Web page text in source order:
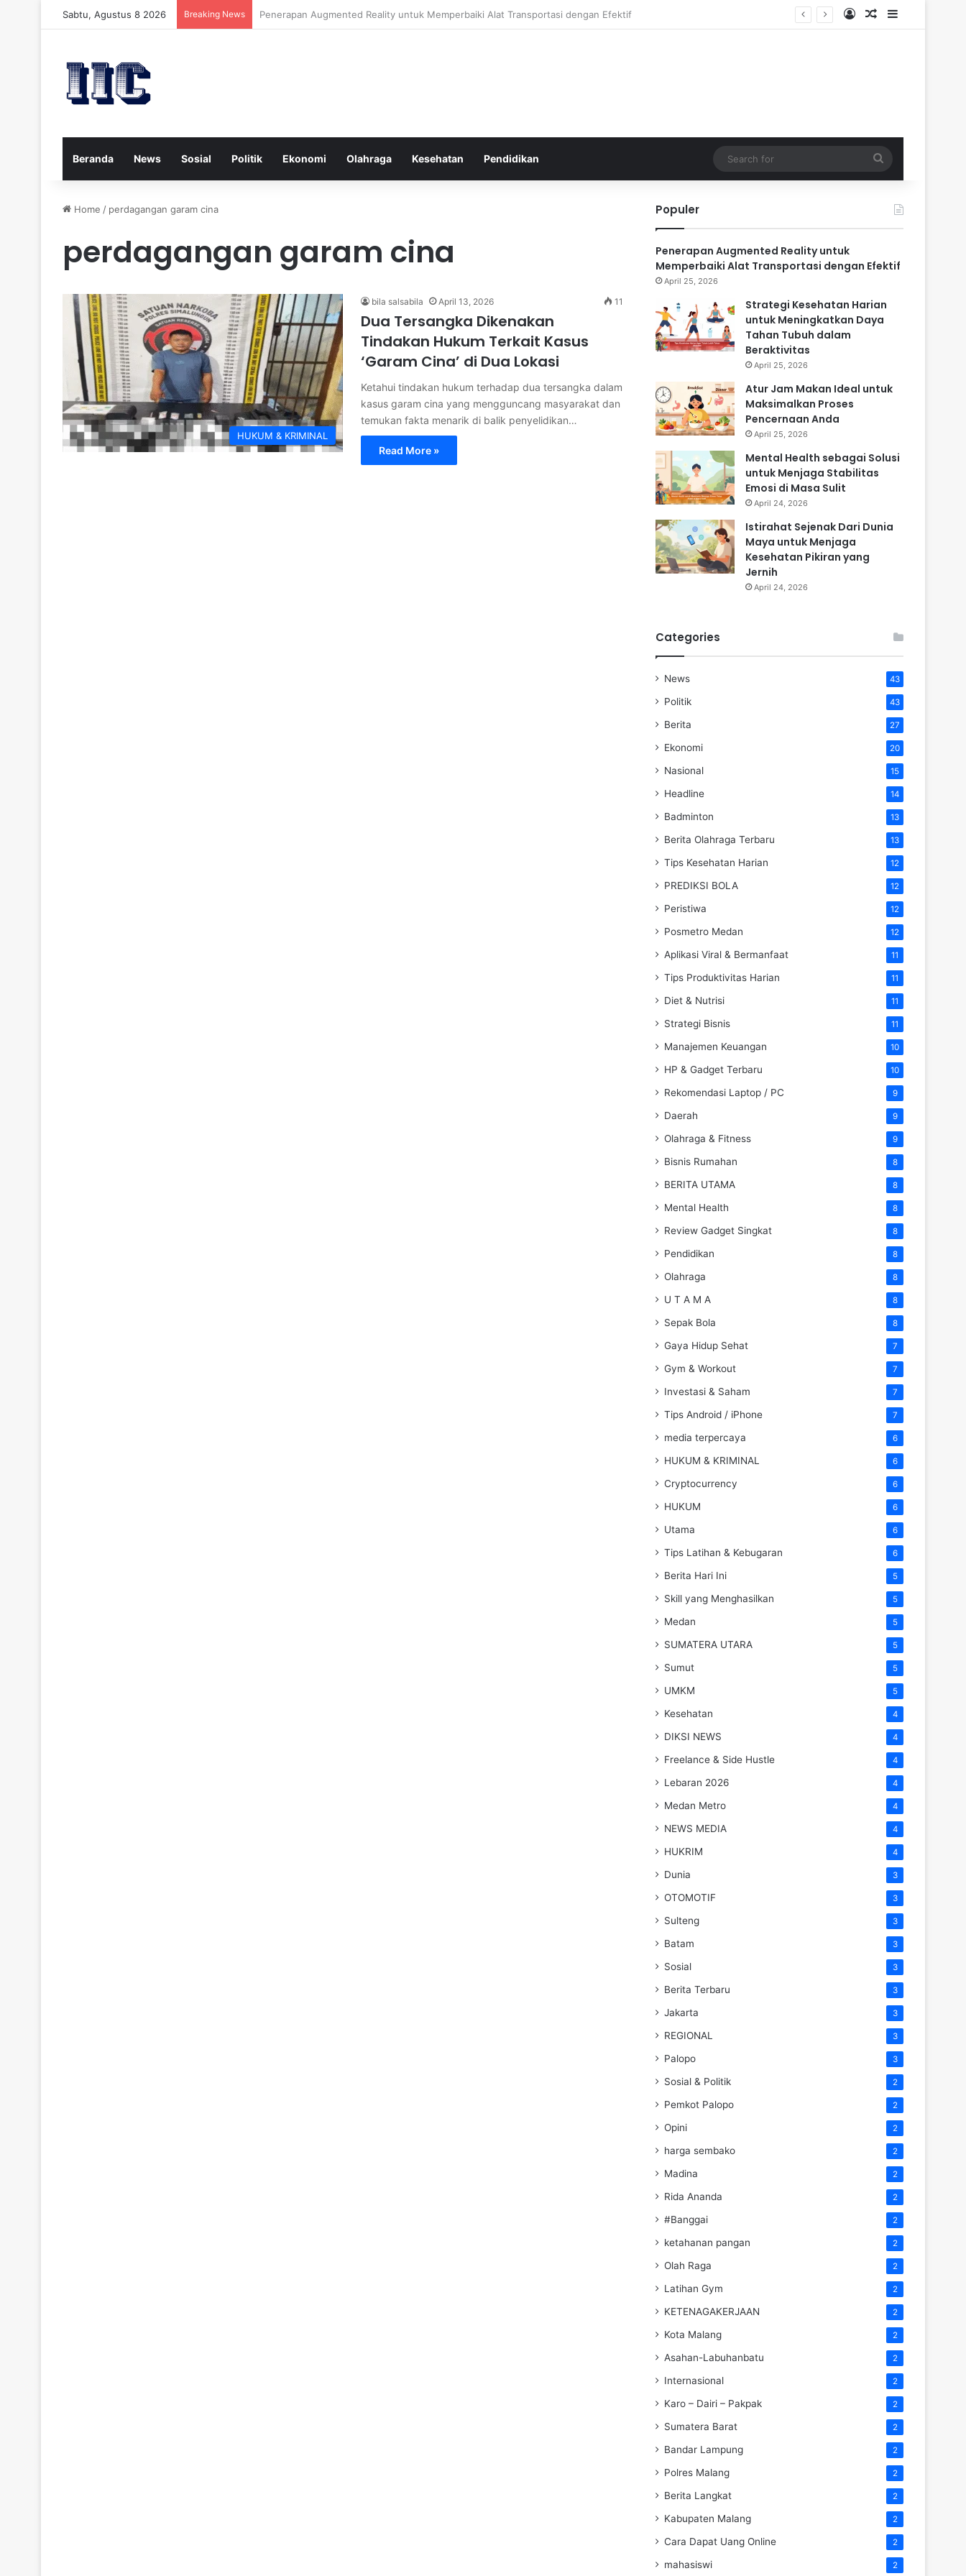
Sabtu, Agustus 8 2026 Breaking News Strategi Kesehatan Harian untuk Meningkatkan Daya Tahan Tubuh dalam Beraktivitas Log InRandom Article
Sidebar
Beranda News Sosial Politik Ekonomi Olahraga Kesehatan Pendidikan
for
Home / perdagangan garam cina
perdagangan garam cina
HUKUM & KRIMINAL
bila salsabila April 13, 2026 11
Dua Tersangka Dikenakan
Tindakan Hukum Terkait Kasus
‘Garam Cina’ di Dua Lokasi
Ketahui tindakan hukum terhadap dua tersangka dalam
kasus garam cina yang mengguncang masyarakat dan
temukan fakta menarik di balik penyelidikan…
Read More »
Populer
Penerapan Augmented Reality untuk
Memperbaiki Alat Transportasi dengan Efektif
April 25, 2026
Strategi Kesehatan Harian
untuk Meningkatkan Daya
Tahan Tubuh dalam
Beraktivitas
April 25, 2026
Atur Jam Makan Ideal untuk
Maksimalkan Proses
Pencernaan Anda
April 25, 2026
Mental Health sebagai Solusi
untuk Menjaga Stabilitas
Emosi di Masa Sulit
April 24, 2026
Istirahat Sejenak Dari Dunia
Maya untuk Menjaga
Kesehatan Pikiran yang
Jernih
April 24, 2026
Categories
News 43
Politik 43
Berita 27
Ekonomi 20
Nasional 15
Headline 14
Badminton 13
Berita Olahraga Terbaru 13
Tips Kesehatan Harian 12
PREDIKSI BOLA 12
Peristiwa 12
Posmetro Medan 12
Aplikasi Viral & Bermanfaat 11
Tips Produktivitas Harian 11
Diet & Nutrisi 11
Strategi Bisnis 11
Manajemen Keuangan 10
HP & Gadget Terbaru 10
Rekomendasi Laptop / PC 9
Daerah 9
Olahraga & Fitness 9
Bisnis Rumahan 8
BERITA UTAMA 8
Mental Health 8
Review Gadget Singkat 8
Pendidikan 8
Olahraga 8
U T A M A 8
Sepak Bola 8
Gaya Hidup Sehat 7
Gym & Workout 7
Investasi & Saham 7
Tips Android / iPhone 7
media terpercaya 6
HUKUM & KRIMINAL 6
Cryptocurrency 6
HUKUM 6
Utama 6
Tips Latihan & Kebugaran 6
Berita Hari Ini 5
Skill yang Menghasilkan 5
Medan 5
SUMATERA UTARA 5
Sumut 5
UMKM 5
Kesehatan 4
DIKSI NEWS 4
Freelance & Side Hustle 4
Lebaran 2026 4
Medan Metro 4
NEWS MEDIA 4
HUKRIM 4
Dunia 3
OTOMOTIF 3
Sulteng 3
Batam 3
Sosial 3
Berita Terbaru 3
Jakarta 3
REGIONAL 3
Palopo 3
Sosial & Politik 2
Pemkot Palopo 2
Opini 2
harga sembako 2
Madina 2
Rida Ananda 2
#Banggai 2
ketahanan pangan 2
Olah Raga 2
Latihan Gym 2
KETENAGAKERJAAN 2
Kota Malang 2
Asahan-Labuhanbatu 2
Internasional 2
Karo – Dairi – Pakpak 2
Sumatera Barat 2
Bandar Lampung 2
Polres Malang 2
Berita Langkat 2
Kabupaten Malang 2
Cara Dapat Uang Online 2
mahasiswi 2